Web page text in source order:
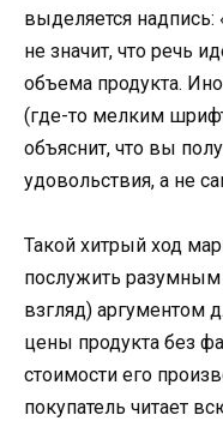
выделяется надпись:
не значит, что речь
объема продукта.
(где-то мелким
объяснит, что вы
удовольствия, а не
Такой хитрый ход
послужить
взгляд) аргументом
цены продукта без
стоимости его
покупатель читает